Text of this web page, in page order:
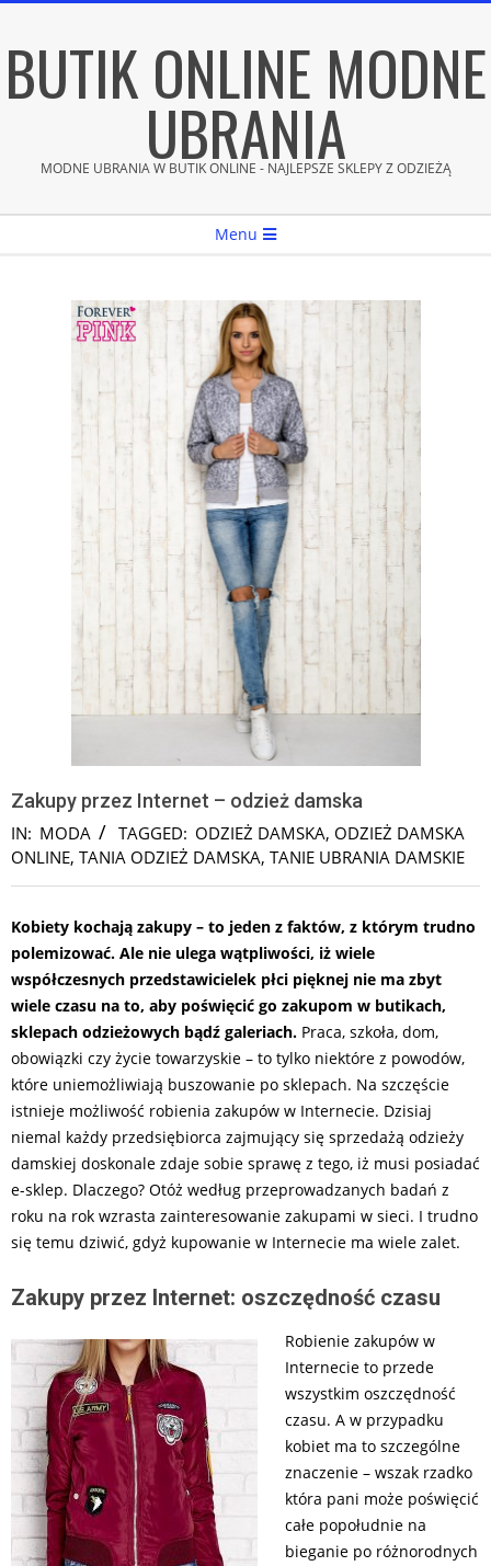
content
BUTIK ONLINE MODNE
UBRANIA
MODNE UBRANIA W BUTIK ONLINE - NAJLEPSZE SKLEPY Z ODZIEŻĄ
Menu
Zakupy przez Internet – odzież damska
IN: MODA TAGGED: ODZIEŻ DAMSKA, ODZIEŻ DAMSKA
ONLINE, TANIA ODZIEŻ DAMSKA, TANIE UBRANIA DAMSKIE
Kobiety kochają zakupy – to jeden z faktów, z którym trudno
polemizować. Ale nie ulega wątpliwości, iż wiele
współczesnych przedstawicielek płci pięknej nie ma zbyt
wiele czasu na to, aby poświęcić go zakupom w butikach,
sklepach odzieżowych bądź galeriach. Praca, szkoła, dom,
obowiązki czy życie towarzyskie – to tylko niektóre z powodów,
które uniemożliwiają buszowanie po sklepach. Na szczęście
istnieje możliwość robienia zakupów w Internecie. Dzisiaj
niemal każdy przedsiębiorca zajmujący się sprzedażą odzieży
damskiej doskonale zdaje sobie sprawę z tego, iż musi posiadać
e-sklep. Dlaczego? Otóż według przeprowadzanych badań z
roku na rok wzrasta zainteresowanie zakupami w sieci. I trudno
się temu dziwić, gdyż kupowanie w Internecie ma wiele zalet.
Zakupy przez Internet: oszczędność czasu
Robienie zakupów w
Internecie to przede
wszystkim oszczędność
czasu. A w przypadku
kobiet ma to szczególne
znaczenie – wszak rzadko
która pani może poświęcić
całe popołudnie na
bieganie po różnorodnych